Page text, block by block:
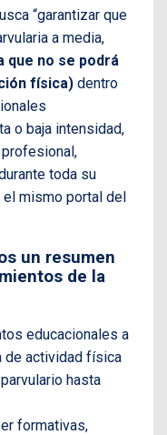
“garantizar que
a media,
que no se podrá
física) dentro
o baja intensidad,
toda su
mismo portal del
un resumen
de la
educacionales a
de actividad física
hasta
formativas,